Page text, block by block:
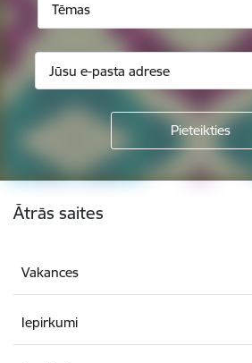
Tēmas
Kājene
Ātrās saites
Vakances
Iepirkumi